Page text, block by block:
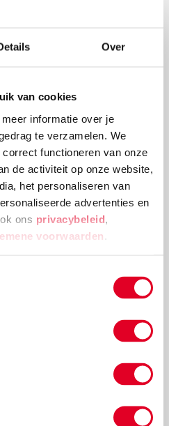
Over
van cookies
informatie over je
te verzamelen. We
functioneren van onze
de activiteit op onze website,
het personaliseren van
advertenties en
ons privacybeleid
voorwaarden
producten
| Oefenmateriaal | Rood-